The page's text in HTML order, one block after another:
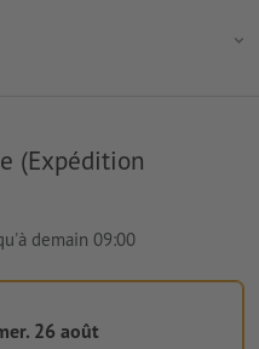
(Expédition
demain 09:00
26 août